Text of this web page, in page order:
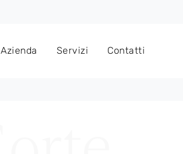
Azienda Servizi Contatti